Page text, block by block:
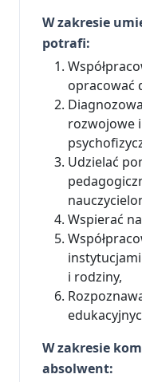
W zakresie
potrafi:
opracować
rozwojowe
Udzielać
Wspierać
instytucjami
i rodziny,
W zakresie
absolwent: